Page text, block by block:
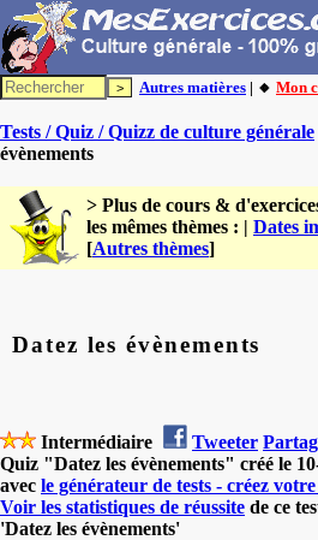
Autres matières | 🔸 Mon
Tests / Quiz / Quizz de culture générale
évènements
> Plus de cours &
les mêmes thèmes : | Dates
[Autres thèmes]
Datez les évènements
Intermédiaire Tweeter
Quiz "Datez les évènements" créé le
avec le générateur de tests - créez
Voir les statistiques de réussite de ce
'Datez les évènements'